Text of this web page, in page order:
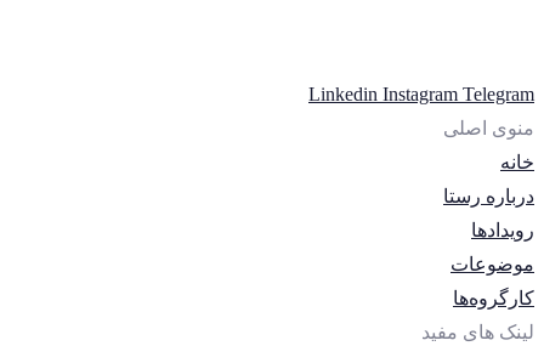
Linkedin Instagram Telegram
منوی اصلی
خانه
درباره رستا
رویدادها
موضوعات
کارگروه‌ها
لینک های مفید